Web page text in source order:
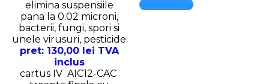
elimina suspensiile
pana la 0.02 microni,
bacterii, fungi, spori si
unele virusuri, pesticide
pret: 130,00 lei TVA
inclus
cartus IV AIC12-CAC
Quick View